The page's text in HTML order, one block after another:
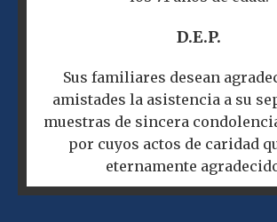
D.E.P.
Sus familiares desean
amistades la asistencia a su
muestras de sincera
por cuyos actos de caridad
eternamente